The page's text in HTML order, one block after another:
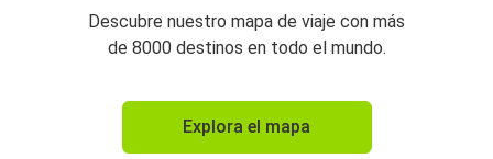
Descubre nuestro mapa de viaje con más
de 8000 destinos en todo el mundo.
Explora el mapa